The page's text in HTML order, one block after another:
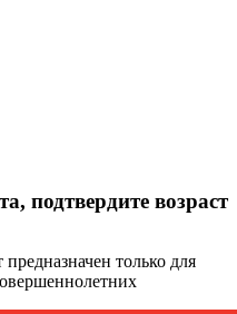
подтвердите возраст
только для